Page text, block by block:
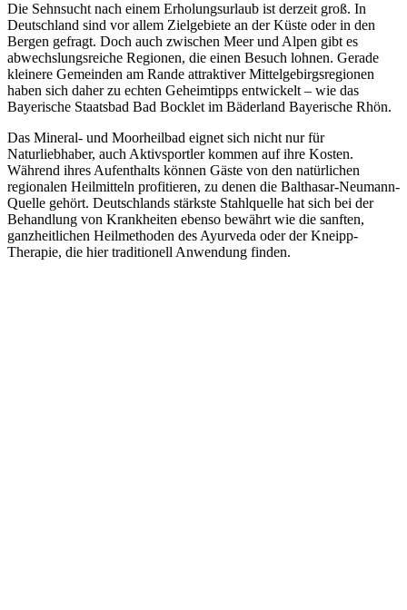
Die Sehnsucht nach einem Erholungsurlaub ist derzeit groß. In
Deutschland sind vor allem Zielgebiete an der Küste oder in den
Bergen gefragt. Doch auch zwischen Meer und Alpen gibt es
abwechslungsreiche Regionen, die einen Besuch lohnen. Gerade
kleinere Gemeinden am Rande attraktiver Mittelgebirgsregionen
haben sich daher zu echten Geheimtipps entwickelt – wie das
Bayerische Staatsbad Bad Bocklet im Bäderland Bayerische Rhön.
Das Mineral- und Moorheilbad eignet sich nicht nur für
Naturliebhaber, auch Aktivsportler kommen auf ihre Kosten.
Während ihres Aufenthalts können Gäste von den natürlichen
regionalen Heilmitteln profitieren, zu denen die Balthasar-Neumann-
Quelle gehört. Deutschlands stärkste Stahlquelle hat sich bei der
Behandlung von Krankheiten ebenso bewährt wie die sanften,
ganzheitlichen Heilmethoden des Ayurveda oder der Kneipp-
Therapie, die hier traditionell Anwendung finden.